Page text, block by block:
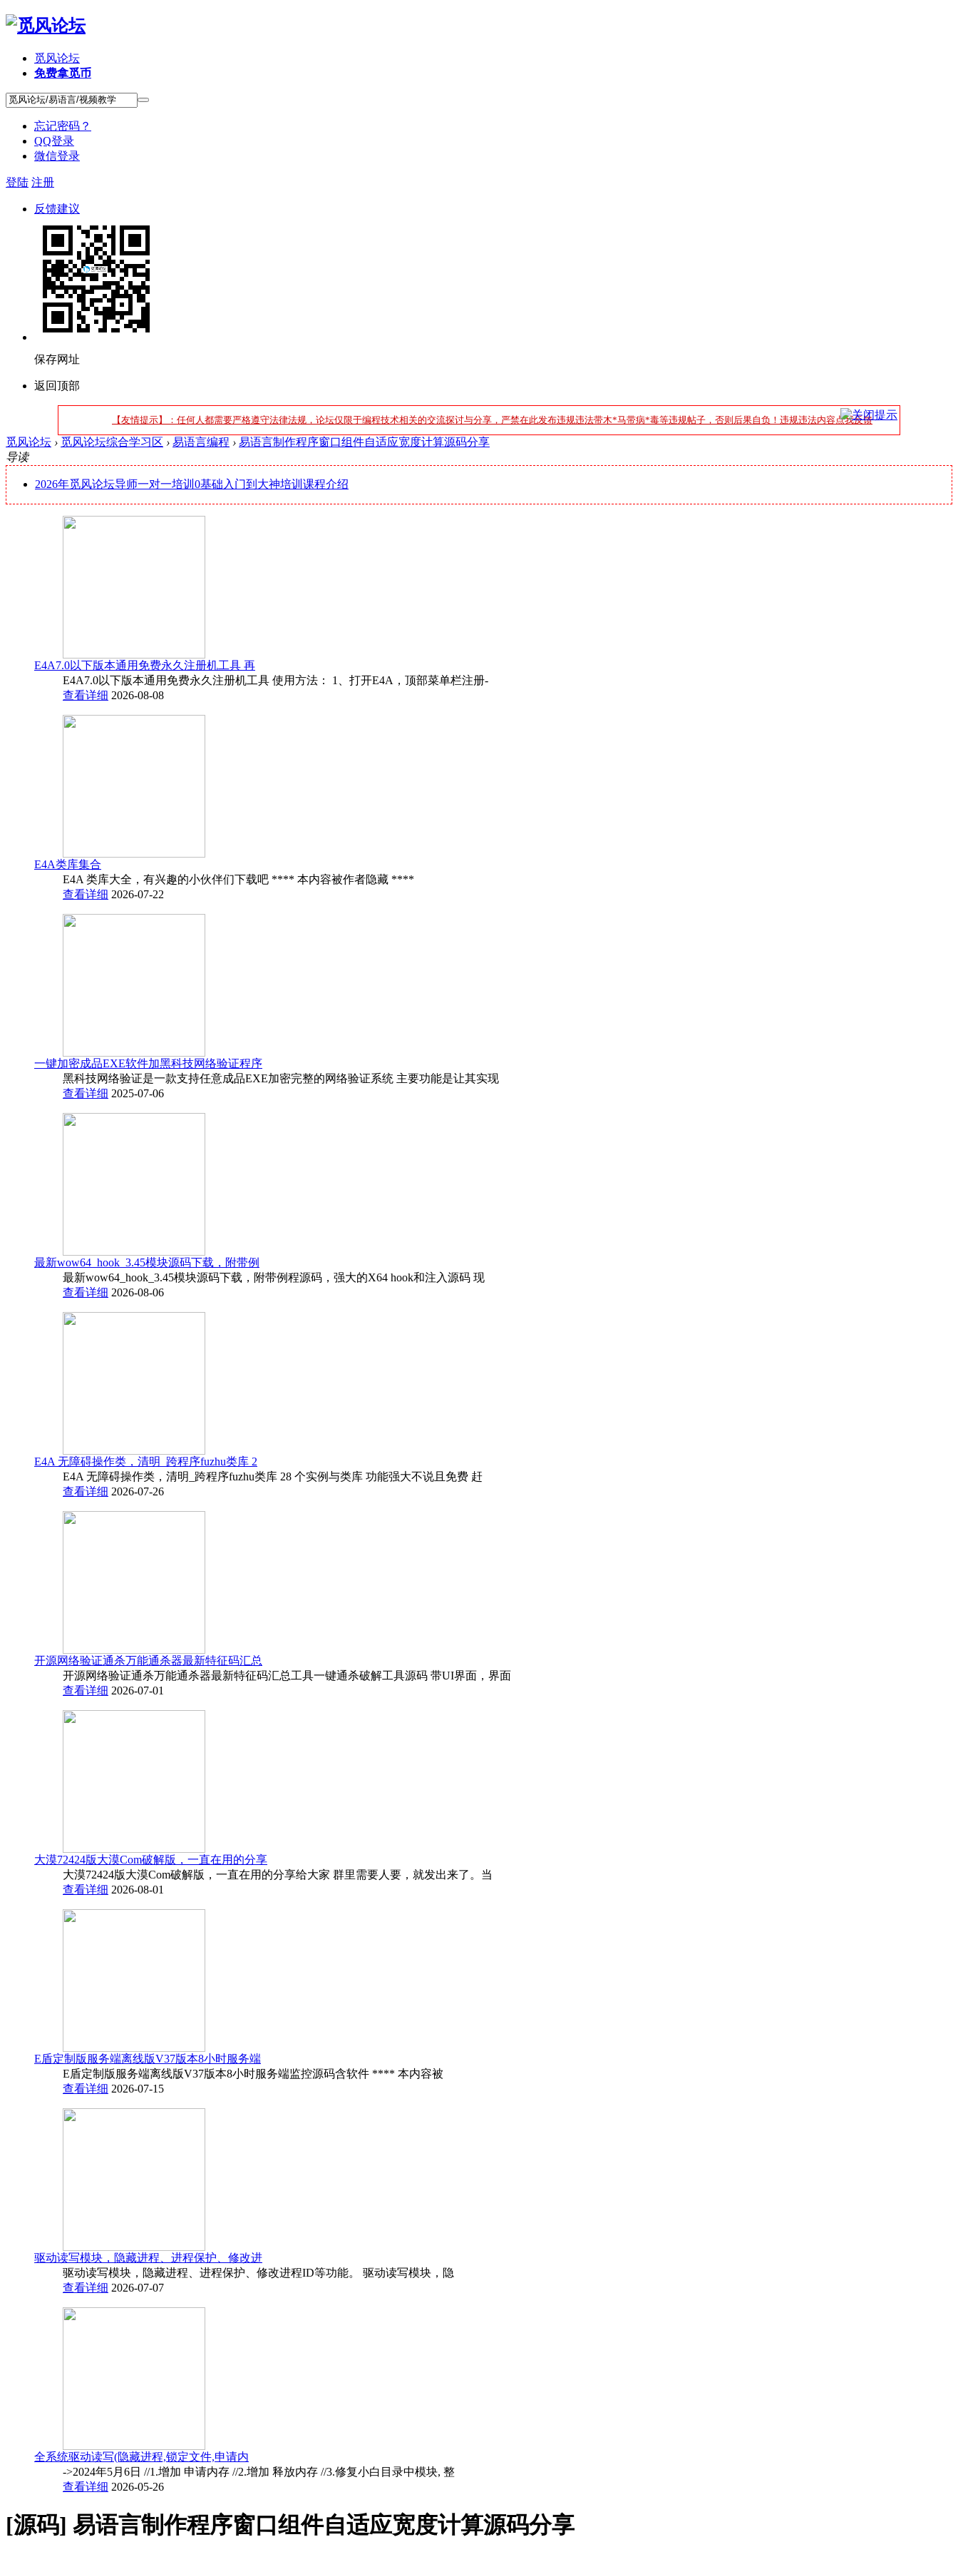
觅风论坛
免费拿觅币
忘记密码？
QQ登录
微信登录
登陆 注册
反馈建议
保存网址
返回顶部
【友情提示】：任何人都需要严格遵守法律法规，论坛仅限于编程技术相关的交流探讨与分享，严禁在此发布违规违法带木*马带病*毒等违规帖子，否则后果自负！违规违法内容点我反馈
觅风论坛 › 觅风论坛综合学习区 › 易语言编程 › 易语言制作程序窗口组件自适应宽度计算源码分享
导读
2026年觅风论坛导师一对一培训0基础入门到大神培训课程介绍
E4A7.0以下版本通用免费永久注册机工具 再
E4A7.0以下版本通用免费永久注册机工具 使用方法： 1、打开E4A，顶部菜单栏注册-
查看详细 2026-08-08
E4A类库集合
E4A 类库大全，有兴趣的小伙伴们下载吧 **** 本内容被作者隐藏 ****
查看详细 2026-07-22
一键加密成品EXE软件加黑科技网络验证程序
黑科技网络验证是一款支持任意成品EXE加密完整的网络验证系统 主要功能是让其实现
查看详细 2025-07-06
最新wow64_hook_3.45模块源码下载，附带例
最新wow64_hook_3.45模块源码下载，附带例程源码，强大的X64 hook和注入源码 现
查看详细 2026-08-06
E4A 无障碍操作类，清明_跨程序fuzhu类库 2
E4A 无障碍操作类，清明_跨程序fuzhu类库 28 个实例与类库 功能强大不说且免费 赶
查看详细 2026-07-26
开源网络验证通杀万能通杀器最新特征码汇总
开源网络验证通杀万能通杀器最新特征码汇总工具一键通杀破解工具源码 带UI界面，界面
查看详细 2026-07-01
大漠72424版大漠Com破解版，一直在用的分享
大漠72424版大漠Com破解版，一直在用的分享给大家 群里需要人要，就发出来了。当
查看详细 2026-08-01
E盾定制版服务端离线版V37版本8小时服务端
E盾定制版服务端离线版V37版本8小时服务端监控源码含软件 **** 本内容被
查看详细 2026-07-15
驱动读写模块，隐藏进程、进程保护、修改进
驱动读写模块，隐藏进程、进程保护、修改进程ID等功能。 驱动读写模块，隐
查看详细 2026-07-07
全系统驱动读写(隐藏进程,锁定文件,申请内
->2024年5月6日 //1.增加 申请内存 //2.增加 释放内存 //3.修复小白目录中模块, 整
查看详细 2026-05-26
[源码] 易语言制作程序窗口组件自适应宽度计算源码分享